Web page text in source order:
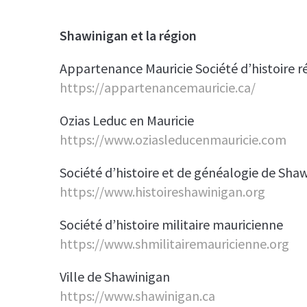
Shawinigan et la région
Appartenance Mauricie Société d’histoire
https://appartenancemauricie.ca/
Ozias Leduc en Mauricie
https://www.oziasleducenmauricie.com
Société d’histoire et de généalogie de
https://www.histoireshawinigan.org
Société d’histoire militaire mauricienne
https://www.shmilitairemauricienne.org
Ville de Shawinigan
https://www.shawinigan.ca